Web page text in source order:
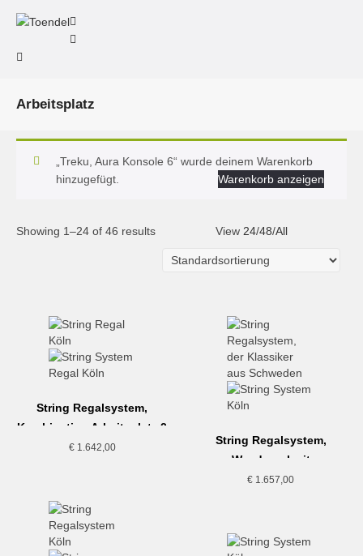
Arbeitsplatz
„Treku, Aura Konsole 6“ wurde deinem Warenkorb
hinzugefügt.
Warenkorb anzeigen
Showing 1–24 of 46 results View 24/48/All
String Regalsystem,
Kombination Arbeitsplatz 2
€1.642,00
String Regalsystem,
Wandregal mit
Aufbewahrung, Eiche
€ 1.657,00